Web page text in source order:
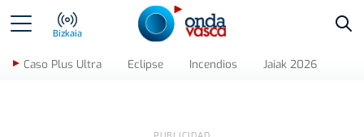
Bizkaia
Caso Plus Ultra Eclipse Incendios Jaiak 2026